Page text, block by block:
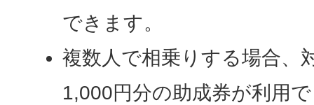
できます。
複数人で相乗りする場合、
1,000円分の助成券が利用